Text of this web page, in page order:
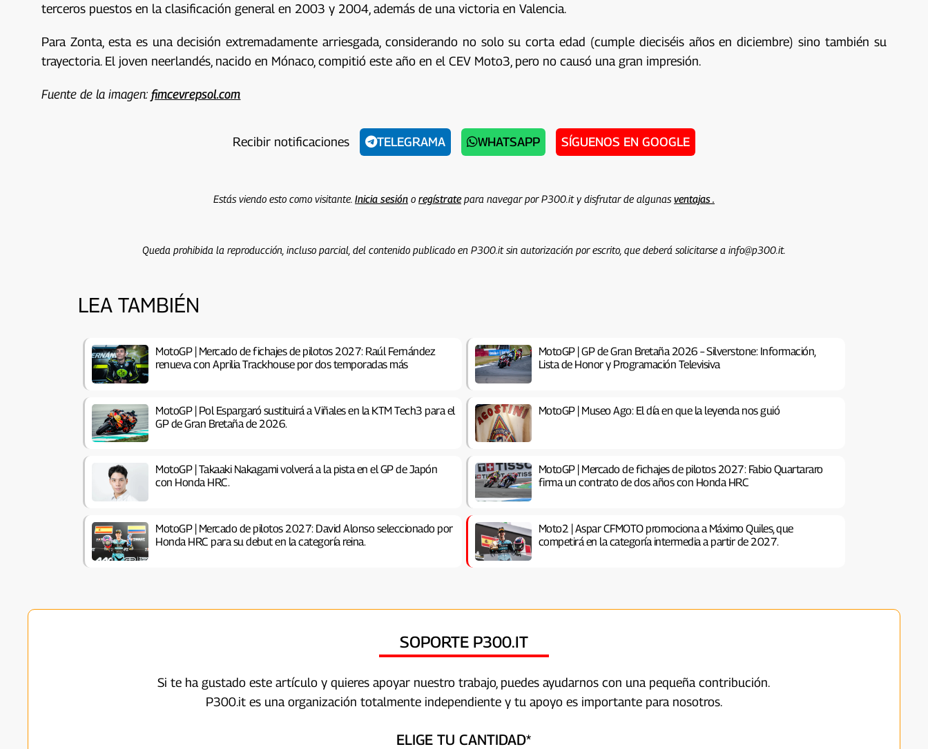
terceros puestos en la clasificación general en 2003 y 2004, además de una victoria en Valencia.
Para Zonta, esta es una decisión extremadamente arriesgada, considerando no solo su corta edad (cumple dieciséis años en diciembre) sino también su
trayectoria. El joven neerlandés, nacido en Mónaco, compitió este año en el CEV Moto3, pero no causó una gran impresión.
Fuente de la imagen:fimcevrepsol.com
Recibir notificaciones TELEGRAMA WHATSAPP SÍGUENOS EN GOOGLE
Estás viendo esto como visitante. Inicia sesióno regístratepara navegar por P300.it y disfrutar de algunasventajas .
Queda prohibida la reproducción, incluso parcial, del contenido publicado en P300.it sin autorización por escrito, que deberá solicitarse a info@p300.it.
LEA TAMBIÉN
MotoGP | Mercado de fichajes de pilotos 2027: Raúl Fernández
renueva con Aprilia Trackhouse por dos temporadas más
MotoGP | GP de Gran Bretaña 2026 – Silverstone: Información,
Lista de Honor y Programación Televisiva
MotoGP | Pol Espargaró sustituirá a Viñales en la KTM Tech3 para el
GP de Gran Bretaña de 2026.
MotoGP | Museo Ago: El día en que la leyenda nos guió
MotoGP | Takaaki Nakagami volverá a la pista en el GP de Japón
con Honda HRC.
MotoGP | Mercado de fichajes de pilotos 2027: Fabio Quartararo
firma un contrato de dos años con Honda HRC
MotoGP | Mercado de pilotos 2027: David Alonso seleccionado por
Honda HRC para su debut en la categoría reina.
Moto2 | Aspar CFMOTO promociona a Máximo Quiles, que
competirá en la categoría intermedia a partir de 2027.
SOPORTE P300.IT
Si te ha gustado este artículo y quieres apoyar nuestro trabajo, puedes ayudarnos con una pequeña contribución.
P300.it es una organización totalmente independiente y tu apoyo es importante para nosotros.
ELIGE TU CANTIDAD*